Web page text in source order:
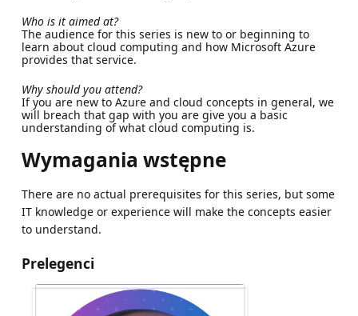
Who is it aimed at?
The audience for this series is new to or beginning to
learn about cloud computing and how Microsoft Azure
provides that service.
Why should you attend?
If you are new to Azure and cloud concepts in general, we
will breach that gap with you are give you a basic
understanding of what cloud computing is.
Wymagania wstępne
There are no actual prerequisites for this series, but some
IT knowledge or experience will make the concepts easier
to understand.
Prelegenci